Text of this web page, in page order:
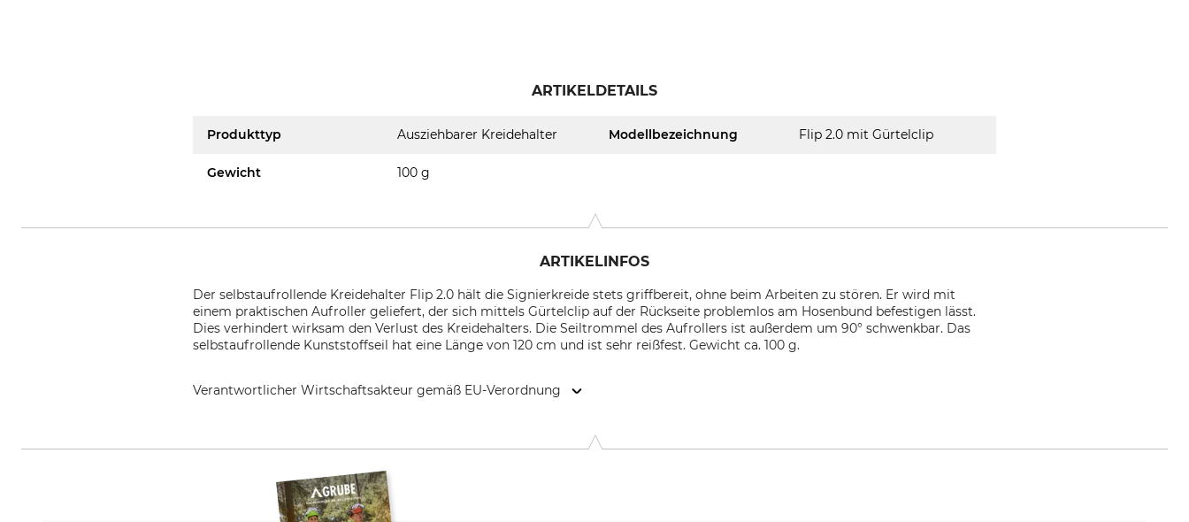
ARTIKELDETAILS
Produkttyp Ausziehbarer Kreidehalter Modellbezeichnung Flip 2.0 mit Gürtelclip
Gewicht 100 g
ARTIKELINFOS
Der selbstaufrollende Kreidehalter Flip 2.0 hält die Signierkreide stets griffbereit, ohne beim Arbeiten zu stören. Er wird mit
einem praktischen Aufroller geliefert, der sich mittels Gürtelclip auf der Rückseite problemlos am Hosenbund befestigen lässt.
Dies verhindert wirksam den Verlust des Kreidehalters. Die Seiltrommel des Aufrollers ist außerdem um 90° schwenkbar. Das
selbstaufrollende Kunststoffseil hat eine Länge von 120 cm und ist sehr reißfest. Gewicht ca. 100 g.
Verantwortlicher Wirtschaftsakteur gemäß EU-Verordnung